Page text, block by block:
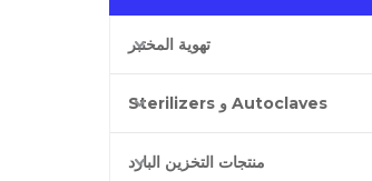
تهوية المختبر
Autoclaves و Sterilizers
منتجات التخزين البارد